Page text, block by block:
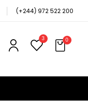
(+244) 972 522 200
3 0